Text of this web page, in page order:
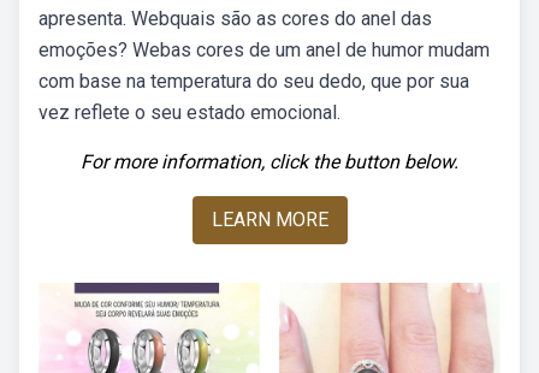
apresenta. Webquais são as cores do anel das
emoções? Webas cores de um anel de humor mudam
com base na temperatura do seu dedo, que por sua
vez reflete o seu estado emocional.
For more information, click the button below.
LEARN MORE